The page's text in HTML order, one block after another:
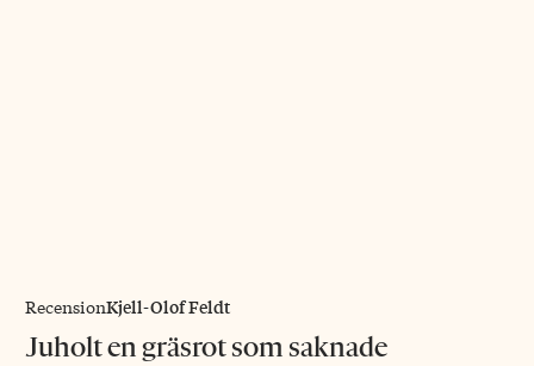
RecensionKjell-Olof Feldt
Juholt en gräsrot som saknade